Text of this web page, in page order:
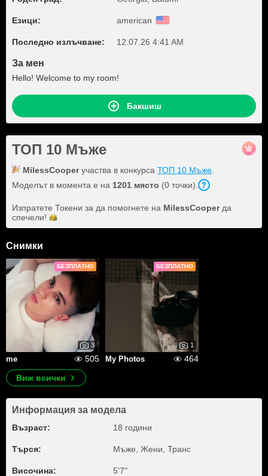
Езици: american
Последно излъчване: 12.07.26 4:41 AM
За мен
Hello! Welcome to my room!
Бакшиш
ТОП 10 Мъже
MilessCooper участва в конкурса ТОП 10 Мъже
Моделът в момента е на 1201 място (0 точки).
Изпратете Токени за да помогнете на MilessCooper да
спечели!
Снимки
БЕЗПЛАТНО
3
me 505
БЕЗПЛАТНО
1
My Photos
464
Виж всички
Информация за модела
Възраст: 18 години
Търся: Мъже, Жени, Транс
Височина: 5'7"